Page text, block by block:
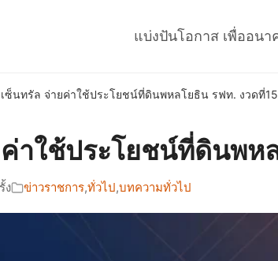
แบ่งปันโอกาส เพื่ออน
เซ็นทรัล จ่ายค่าใช้ประโยชน์ที่ดินพหลโยธิน รฟท. งวดที่
าใช้ประโยชน์ที่ดินพห
ง ข่าวราชการ,ทั่วไป,บทความทั่วไป